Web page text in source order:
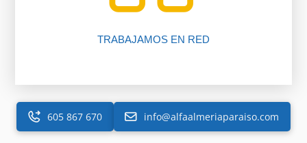
TRABAJAMOS EN RED
605 867 670 info@alfaalmeriaparaiso.com